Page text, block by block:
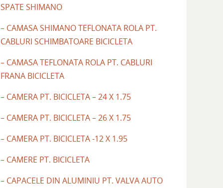
SPATE SHIMANO
– CAMASA SHIMANO TEFLONATA ROLA PT.
CABLURI SCHIMBATOARE BICICLETA
– CAMASA TEFLONATA ROLA PT. CABLURI
FRANA BICICLETA
– CAMERA PT. BICICLETA – 24 X 1.75
– CAMERA PT. BICICLETA – 26 X 1.75
– CAMERA PT. BICICLETA -12 X 1.95
– CAMERE PT. BICICLETA
– CAPACELE DIN ALUMINIU PT. VALVA AUTO